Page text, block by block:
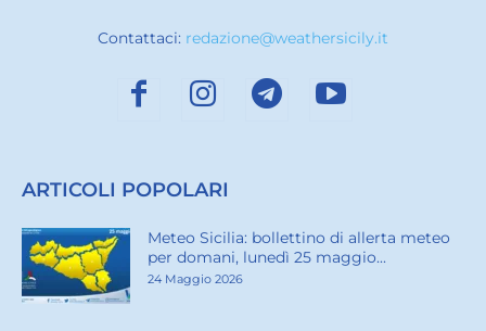
Contattaci: redazione@weathersicily.it
ARTICOLI POPOLARI
Meteo Sicilia: bollettino di allerta meteo
per domani, lunedì 25 maggio...
24 Maggio 2026